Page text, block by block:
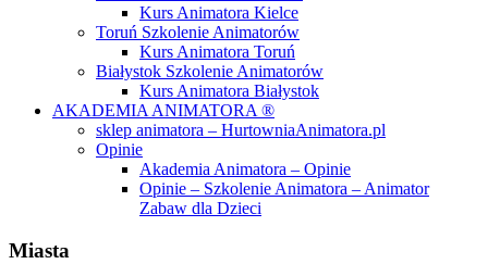
Kurs Animatora Kielce
Toruń Szkolenie Animatorów
Kurs Animatora Toruń
Białystok Szkolenie Animatorów
Kurs Animatora Białystok
AKADEMIA ANIMATORA ®
sklep animatora – HurtowniaAnimatora.pl
Opinie
Akademia Animatora – Opinie
Opinie – Szkolenie Animatora – Animator
Zabaw dla Dzieci
Miasta